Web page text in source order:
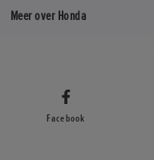
Meer over Honda
Facebook